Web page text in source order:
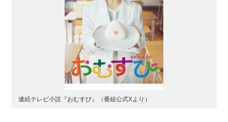
連続テレビ小説『おむすび』（番組公式Xより）